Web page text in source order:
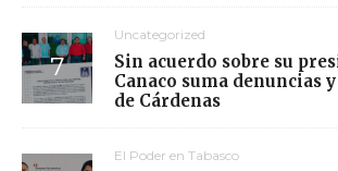
Uncategorized
Sin acuerdo sobre su
Canaco suma denuncias
de Cárdenas
El Poder en Tabasco